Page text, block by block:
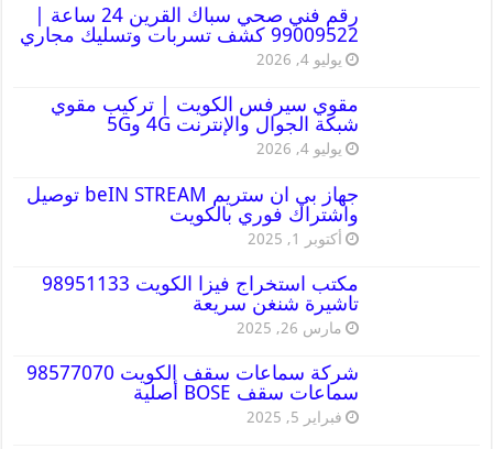
رقم فني صحي سباك القرين 24 ساعة |
99009522 كشف تسربات وتسليك مجاري
يوليو 4, 2026
مقوي سيرفس الكويت | تركيب مقوي
شبكة الجوال والإنترنت 4G و5G
يوليو 4, 2026
جهاز بي ان ستريم beIN STREAM توصيل
واشتراك فوري بالكويت
أكتوبر 1, 2025
مكتب استخراج فيزا الكويت 98951133
تاشيرة شنغن سريعة
مارس 26, 2025
شركة سماعات سقف الكويت 98577070
سماعات سقف BOSE أصلية
فبراير 5, 2025